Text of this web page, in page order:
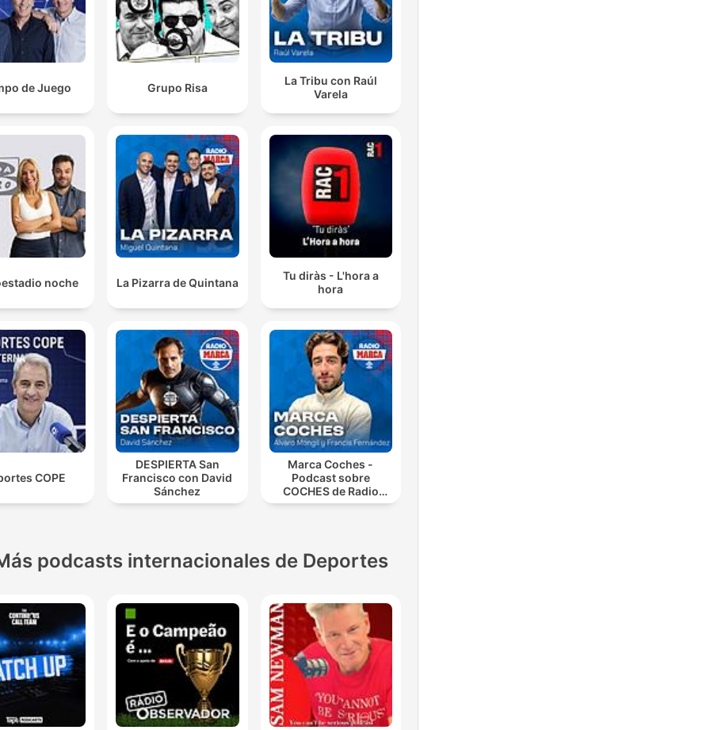
de Juego Grupo Risa
La Tribu con Raúl
Varela
noche La Pizarra de Quintana
Tu diràs - L'hora a
hora
COPE
DESPIERTA San
Francisco con David
Sánchez
Marca Coches -
Podcast sobre
COCHES de Radio
MARCA
podcasts internacionales de Deportes